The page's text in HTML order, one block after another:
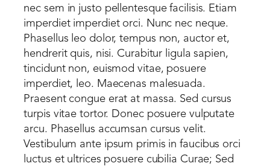
nec sem in justo pellentesque facilisis. Etiam
imperdiet imperdiet orci. Nunc nec neque.
Phasellus leo dolor, tempus non, auctor et,
hendrerit quis, nisi. Curabitur ligula sapien,
tincidunt non, euismod vitae, posuere
imperdiet, leo. Maecenas malesuada.
Praesent congue erat at massa. Sed cursus
turpis vitae tortor. Donec posuere vulputate
arcu. Phasellus accumsan cursus velit.
Vestibulum ante ipsum primis in faucibus orci
luctus et ultrices posuere cubilia Curae; Sed